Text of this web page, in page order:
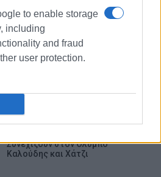
to enable storage
including
and fraud
user protection.
Συνεχίζουν στον Όλυμπο
Καλούδης και Χάτζι